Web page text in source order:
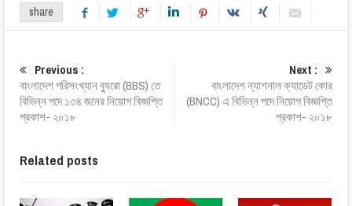
share
Previous :
বাংলাদেশ পরিসংখ্যান ব্যুরো (BBS) তে
বিভিন্ন পদে ১৩৪ জনের নিয়োগ বিজ্ঞপ্তি
প্রকাশ- ২০১৮
Next :
বাংলাদেশ ন্যাশনাল ক্যাডেট কোর
(BNCC) এ বিভিন্ন পদে নিয়োগ বিজ্ঞপ্তি
প্রকাশ- ২০১৮
Related posts